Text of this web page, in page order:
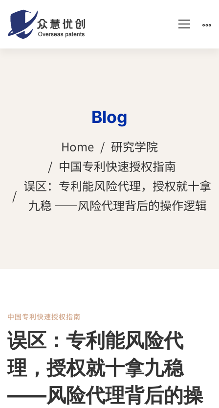
Blog
Home
研究学院
中国专利快速授权指南
误区：专利能风险代理，授权就十拿
九稳 ——风险代理背后的操作逻辑
误
区：
专
中国专利快速授权指南
误区：专利能风险代
理，授权就十拿九稳
——风险代理背后的操